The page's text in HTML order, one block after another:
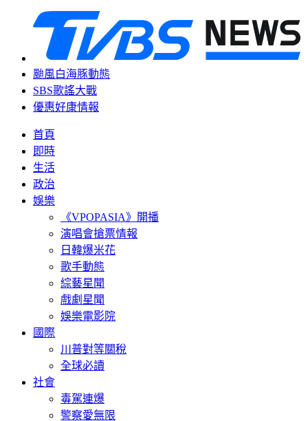
颱風白海豚動態
SBS歌謠大戰
優惠好康情報
首頁
即時
生活
政治
娛樂
《VPOPASIA》開播
演唱會搶票情報
日韓爆米花
歌手動態
綜藝星聞
戲劇星聞
娛樂電影院
國際
川普對等關稅
全球必讀
社會
毒駕連爆
警察愛無限